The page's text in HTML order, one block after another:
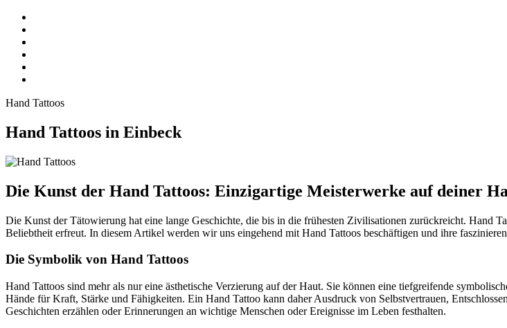
Hand Tattoos
Hand Tattoos in Einbeck
Die Kunst der Hand Tattoos: Einzigartige Meisterwerke auf deiner
Die Kunst der Tätowierung hat eine lange Geschichte, die bis in die frühesten Zivilisationen zurückreicht. Hand
Beliebtheit erfreut. In diesem Artikel werden wir uns eingehend mit Hand Tattoos beschäftigen und ihre
Die Symbolik von Hand Tattoos
Hand Tattoos sind mehr als nur eine ästhetische Verzierung auf der Haut. Sie können eine tiefgreifende
Hände für Kraft, Stärke und Fähigkeiten. Ein Hand Tattoo kann daher Ausdruck von Selbstvertrauen,
Geschichten erzählen oder Erinnerungen an wichtige Menschen oder Ereignisse im Leben festhalten.